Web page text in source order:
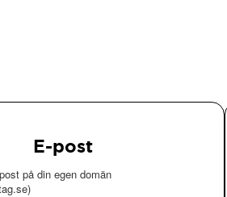
E-post
på din egen domän